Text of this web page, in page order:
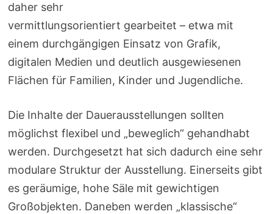
daher sehr
vermittlungsorientiert gearbeitet – etwa mit
einem durchgängigen Einsatz von Grafik,
digitalen Medien und deutlich ausgewiesenen
Flächen für Familien, Kinder und Jugendliche.
Die Inhalte der Dauerausstellungen sollten
möglichst flexibel und „beweglich“ gehandhabt
werden. Durchgesetzt hat sich dadurch eine sehr
modulare Struktur der Ausstellung. Einerseits gibt
es geräumige, hohe Säle mit gewichtigen
Großobjekten. Daneben werden „klassische“